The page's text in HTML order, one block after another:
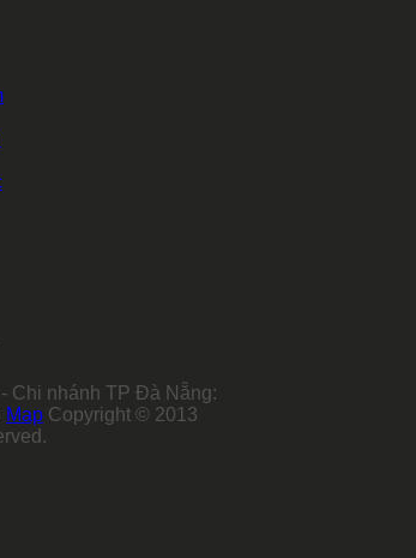
Chi nhánh TP Đà Nẵng:
Map Copyright © 2013